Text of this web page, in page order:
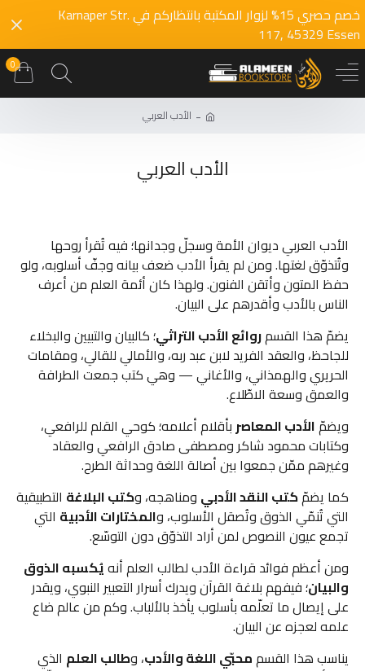
خصم حصري 15% لزوار المكتبة بانتظاركم في Karnaper Str.
117, 45329 Essen
0
الأدب العربي
الأدب العربي
الأدب العربي ديوان الأمة وسجلّ وجدانها؛ فيه تُقرأ روحها
وتُتذوّق لغتها. ومن لم يقرأ الأدب ضعف بيانه وجفّ أسلوبه، ولو
حفظ المتون وأتقن الفنون. ولهذا كان أئمة العلم من أعرف
الناس بالأدب وأقدرهم على البيان.
يضمّ هذا القسمروائع الأدب التراثي؛ كالبيان والتبيين والبخلاء
للجاحظ، والعقد الفريد لابن عبد ربه، والأمالي للقالي، ومقامات
الحريري والهمذاني، والأغاني — وهي كتب جمعت الطرافة
والعمق وسعة الاطّلاع.
ويضمّالأدب المعاصربأقلام أعلامه؛ كوحي القلم للرافعي،
وكتابات محمود شاكر ومصطفى صادق الرافعي والعقاد
وغيرهم ممّن جمعوا بين أصالة اللغة وحداثة الطرح.
كما يضمّكتب النقد الأدبي ومناهجه، وكتب البلاغة التطبيقية
التي تُنمّي الذوق وتُصقل الأسلوب، والمختارات الأدبية التي
تجمع عيون النصوص لمن أراد التذوّق دون التوسّع.
ومن أعظم فوائد قراءة الأدب لطالب العلم أنهيُكسبه الذوق
والبيان؛ فيفهم بلاغة القرآن ويدرك أسرار التعبير النبوي، ويقدر
على إيصال ما تعلّمه بأسلوب يأخذ بالألباب. وكم من عالم ضاع
علمه لعجزه عن البيان.
يناسب هذا القسممحبّي اللغة والأدب، وطالب العلم الذي